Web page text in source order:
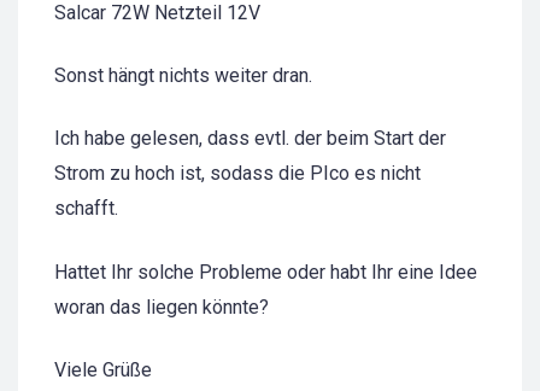
Salcar 72W Netzteil 12V
Sonst hängt nichts weiter dran.
Ich habe gelesen, dass evtl. der beim Start der
Strom zu hoch ist, sodass die PIco es nicht
schafft.
Hattet Ihr solche Probleme oder habt Ihr eine Idee
woran das liegen könnte?
Viele Grüße